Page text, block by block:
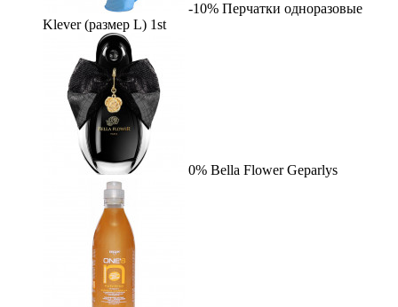
-10% Перчатки одноразовые
Klever (размер L) 1st
0% Bella Flower Geparlys